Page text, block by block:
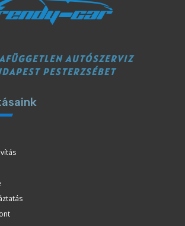
AUTÓSZERVIZ
PESTERZSÉBET